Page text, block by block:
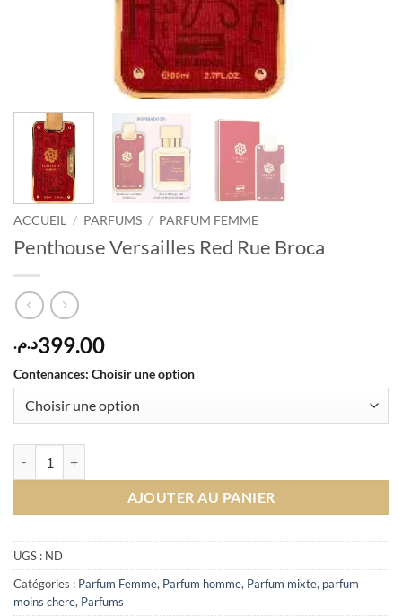
ACCUEIL / PARFUMS / PARFUM FEMME
Penthouse Versailles Red Rue Broca
399.00د.م.
Contenances: Choisir une option
AJOUTER AU PANIER
UGS : ND
Catégories : Parfum Femme, Parfum homme, Parfum mixte, parfum
moins chere, Parfums